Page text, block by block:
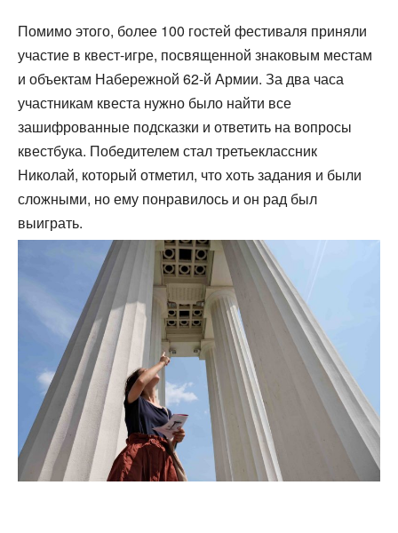
Помимо этого, более 100 гостей фестиваля приняли
участие в квест-игре, посвященной знаковым местам
и объектам Набережной 62-й Армии. За два часа
участникам квеста нужно было найти все
зашифрованные подсказки и ответить на вопросы
квестбука. Победителем стал третьеклассник
Николай, который отметил, что хоть задания и были
сложными, но ему понравилось и он рад был
выиграть.